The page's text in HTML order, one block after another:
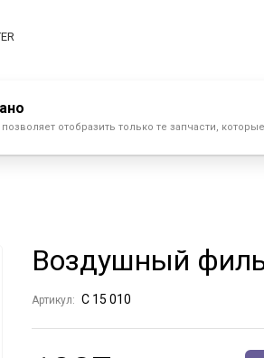
отобразить только те запчасти,
Воздушный
Артикул: C 15 010